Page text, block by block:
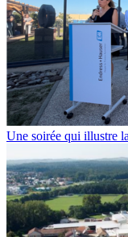
Une soirée qui illustre